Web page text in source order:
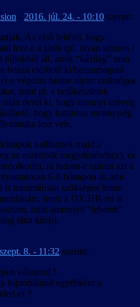
- 2016. júl. 24. - 10:10 szerint:
Az első feltétel, hogy
lesz-e a játék (pl. olyan szinten /
fájlokból áll, amik “házilag” nem
hozzá elérhető ki/becsomagoló
e végezni benne olyan szükséges
mint pl. a betűkészletek
után derül ki, hogy mennyi szöveg
hogy hatalmas mennyiség
munka lesz vele.
kellhetnek majd a
az eszközök megjelenéséhez), és
rá tudom-e szánni azt a
6-8 hónapon át, ami
is minimálisan szükséges lenne
nem; a DX:HR-rel is
mint amennyit “lehetett”
látta kárát).
8. - 11:32 szerint:
válaszod !
kipróbálnod egyébként a
et ?